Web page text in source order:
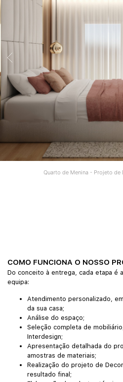
Quarto de Menina - Projeto de
COMO FUNCIONA O NOSSO
Do conceito à entrega, cada etapa é
equipa:
Atendimento personalizado,
da sua casa;
Análise do espaço;
Seleção completa de
Interdesign;
Apresentação detalhada do
amostras de materiais;
Realização do projeto de
resultado final;